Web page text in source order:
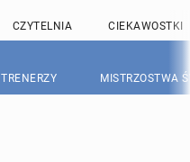
CZYTELNIA CIEKAWOSTKI
TRENERZY MISTRZOSTWA